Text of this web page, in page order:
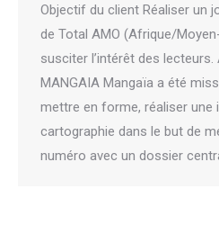
Objectif du client Réaliser un
de Total AMO (Afrique/
susciter l’intérêt des lecteurs.
MANGAIA Mangaïa a été
mettre en forme, réaliser une
cartographie dans le but de
numéro avec un dossier